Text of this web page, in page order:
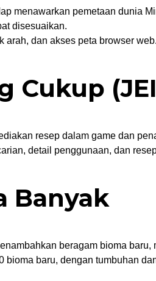
menawarkan pemetaan dunia
disesuaikan.
arah, dan akses peta browser web.
Cukup
resep dalam game dan
detail penggunaan, dan
Banyak
beragam bioma
bioma baru, dengan tumbuhan